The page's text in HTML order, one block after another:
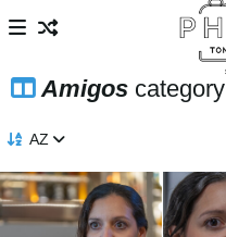
Amigos category
AZ